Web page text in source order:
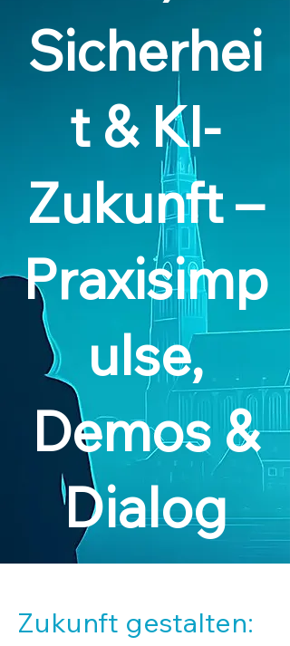
Sicherhei
t & KI-
Zukunft –
Praxisimp
ulse,
Demos &
Dialog
Zukunft gestalten: